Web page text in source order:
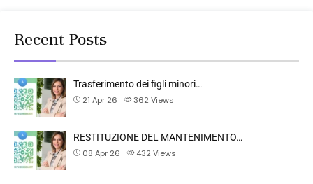
Recent Posts
Trasferimento dei figli minori…
21 Apr 26
362 Views
RESTITUZIONE DEL MANTENIMENTO…
08 Apr 26
432 Views